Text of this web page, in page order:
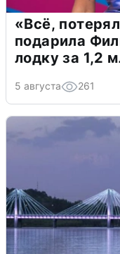
«Всё,
подарила
лодку за 1,2
5 августа 261